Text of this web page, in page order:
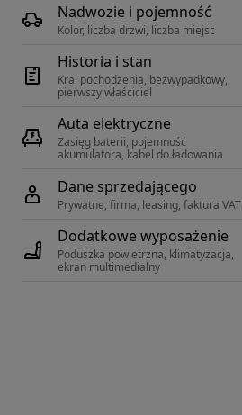
Nadwozie i pojemność
Kolor, liczba drzwi, liczba miejsc
Historia i stan
Kraj pochodzenia, bezwypadkowy,
pierwszy właściciel
Auta elektryczne
Zasięg baterii, pojemność
akumulatora, kabel do ładowania
Dane sprzedającego
Prywatne, firma, leasing, faktura VAT
Dodatkowe wyposażenie
Poduszka powietrzna, klimatyzacja,
ekran multimedialny